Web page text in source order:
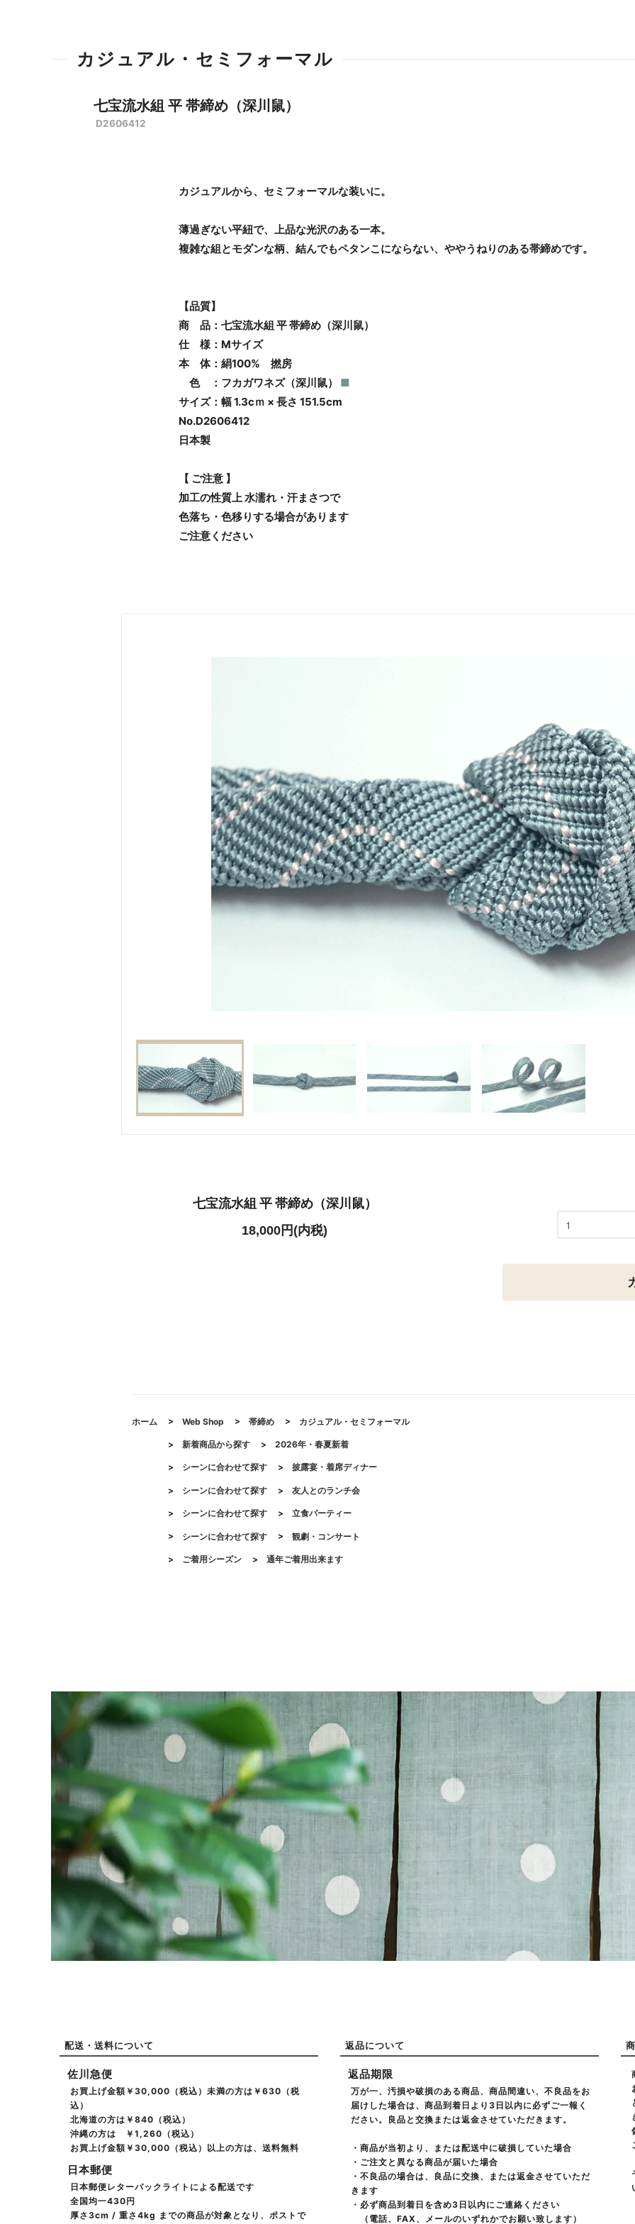
カジュアル・セミフォーマル
七宝流水組 平 帯締め（深川鼠）
D2606412
カジュアルから、セミフォーマルな装いに。
薄過ぎない平紐で、上品な光沢のある一本。
複雑な組とモダンな柄、結んでもペタンこにならない、ややうねりのある帯締めです。
【品質】
商 品：七宝流水組 平 帯締め（深川鼠）
仕 様：Mサイズ
本 体：絹100% 撚房
色 ：フカガワネズ（深川鼠）
■
サイズ：幅 1.3cｍ × 長さ 151.5cm
No.D2606412
日本製
【 ご注意 】
加工の性質上 水濡れ・汗まさつで
色落ち・色移りする場合があります
ご注意ください
七宝流水組 平 帯締め（深川鼠）
18,000円(内税)
ホーム > Web Shop > 帯締め > カジュアル・セミフォーマル
> 新着商品から探す > 2026年・春夏新着
> シーンに合わせて探す > 披露宴・着席ディナー
> シーンに合わせて探す > 友人とのランチ会
> シーンに合わせて探す > 立食パーティー
> シーンに合わせて探す > 観劇・コンサート
> ご着用シーズン > 通年ご着用出来ます
配送・送料について
佐川急便
お買上げ金額￥30,000（税込）未満の方は￥630（税
込）
北海道の方は￥840（税込）
沖縄の方は ￥1,260（税込）
お買上げ金額￥30,000（税込）以上の方は、送料無料
日本郵便
日本郵便レターパックライトによる配送です
全国均一430円
厚さ3cm / 重さ4kg までの商品が対象となり、ポストで
返品について
返品期限
万が一、汚損や破損のある商品、商品間違い、不良品をお
届けした場合は、商品到着日より3日以内に必ずご一報く
ださい。良品と交換または返金させていただきます。
・商品が当初より、または配送中に破損していた場合
・ご注文と異なる商品が届いた場合
・不良品の場合は、良品に交換、または返金させていただ
きます
・必ず商品到着日を含め3日以内にご連絡ください
（電話、FAX、メールのいずれかでお願い致します）